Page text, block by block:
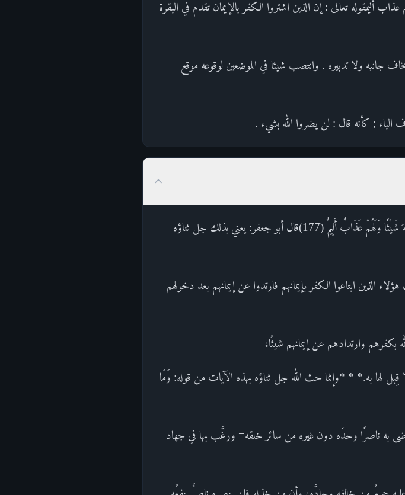
أليمقوله تعالى : إن الذين اشتروا الكفر بالإيمان تقدم في البقرة
جانبه ولا تدبيره . وانتصب شيئا في الموضعين لوقوعه موقع
الباء ; كأنه قال : لن يضروا الله بشيء .
القول في تأويل قوله : إِنَّ الَّذِينَ اشْتَرَوُا الْكُفْرَ بِالإيمَانِ لَنْ يَضُرُّوا اللَّهَ شَيْئًا وَلَهُمْ عَذَابٌ أَلِيمٌ (177)قال أبو جعفر: يعني بذلك جل ثناؤه
الذين ابتاعوا الكفر بإيمانهم فارتدوا عن إيمانهم بعد دخولهم
قِبل لها به.* * *وإنما حث الله جل ثناؤه بهذه الآيات من قوله: وَمَا
به ناصرًا وحدَه دون غيره من سائر خلقه= ورغَّب بها في جهاد